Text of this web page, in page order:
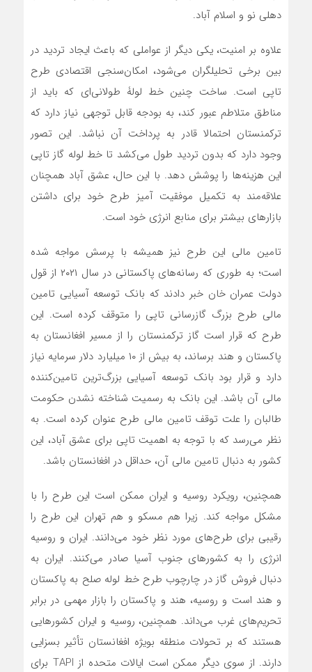
دهلی نو و اسلام آباد.
علاوه بر امنیت، یکی دیگر از عواملی که باعث ایجاد تردید در
بین برخی تحلیلگران می‌شود، امکان‌سنجی اقتصادی طرح
تاپی است. ساخت چنین خط لولۀ طولانی‌ای که باید از
مناطق متلاطم عبور کند، به بودجه قابل توجهی نیاز دارد که
ترکمنستان احتمالا قادر به پرداخت آن نباشد. این تصور
وجود دارد که بدون تردید طول می‌کشد تا خط لوله گاز تاپی
این هزینه‌ها را پوشش دهد. با این حال، عشق آباد همچنان
علاقه‌مند به تکمیل موفقیت آمیز طرح خود برای داشتن
بازارهای بیشتر برای منابع انرژی خود است.
تامین مالی این طرح نیز همیشه با پرسش مواجه شده
است؛ به طوری که رسانه‌های پاکستانی در سال ۲۰۲۱ از قول
دولت عمران خان خبر دادند که بانک توسعه آسیایی تامین
مالی طرح بزرگ گازرسانی تاپی را متوقف کرده است. این
طرح که قرار است گاز ترکمنستان را از مسیر افغانستان به
پاکستان و هند برساند، به بیش از ۱۰ میلیارد دلار سرمایه نیاز
دارد و قرار بود بانک توسعه آسیایی بزرگ‌ترین تامین‌‌کننده
مالی آن باشد. این بانک به رسمیت شناخته نشدن حکومت
طالبان را علت توقف تامین مالی طرح عنوان کرده است. به
نظر می‌رسد که با توجه به اهمیت تاپی برای عشق آباد، این
کشور به دنبال تامین مالی آن، حداقل در افغانستان باشد.
همچنین، رویکرد روسیه و ایران ممکن است این طرح را با
مشکل مواجه کند. زیرا هم مسکو و هم تهران این طرح را
رقیبی برای طرح‌‏های مورد نظر خود می‏‌دانند. ایران و روسیه
انرژی را به کشورهای جنوب آسیا صادر می‌کنند. ایران به
دنبال فروش گاز در چارچوب طرح خط لوله صلح به پاکستان
و هند است و روسیه، هند و پاکستان را بازار مهمی در برابر
تحریم‌های غرب می‌داند. همچنین، روسیه و ایران کشورهایی
هستند که بر تحولات منطقه بویژه افغانستان تأثیر بسزایی
دارند. از سوی دیگر ممکن است ایالات متحده از TAPI برای